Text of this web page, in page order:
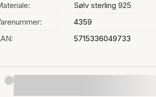
Sølv sterling 925
4359
5715336049733